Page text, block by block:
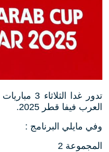
تدور غدا
العرب فيفا قطر 2025.
وفي مايلي البرنامج :
المجموعة 2